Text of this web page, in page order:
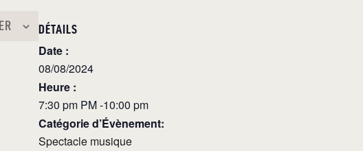
DÉTAILS
Date :
08/08/2024
Heure :
7:30 pm PM -10:00 pm
Catégorie d’Évènement:
Spectacle musique